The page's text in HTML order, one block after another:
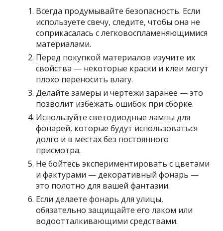
Всегда продумывайте безопасность. Если
используете свечу, следите, чтобы она не
соприкасалась с легковоспламеняющимися
материалами.
Перед покупкой материалов изучите их
свойства — некоторые краски и клеи могут
плохо переносить влагу.
Делайте замеры и чертежи заранее — это
позволит избежать ошибок при сборке.
Используйте светодиодные лампы для
фонарей, которые будут использоваться
долго и в местах без постоянного
присмотра.
Не бойтесь экспериментировать с цветами
и фактурами — декоративный фонарь —
это полотно для вашей фантазии.
Если делаете фонарь для улицы,
обязательно защищайте его лаком или
водоотталкивающими средствами.